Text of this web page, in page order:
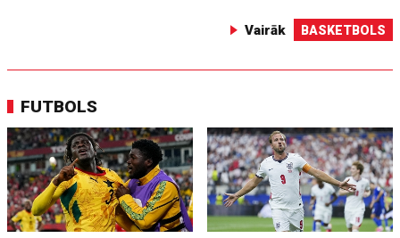
Vairāk BASKETBOLS
FUTBOLS